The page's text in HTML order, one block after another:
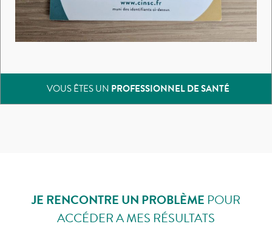
VOUS ÊTES UN PROFESSIONNEL DE SANTÉ
JE RENCONTRE UN PROBLÈME POUR
ACCÉDER A MES RÉSULTATS